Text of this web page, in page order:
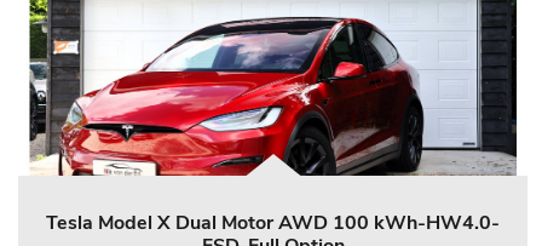
Tesla Model X Dual Motor AWD 100 kWh-HW4.0-